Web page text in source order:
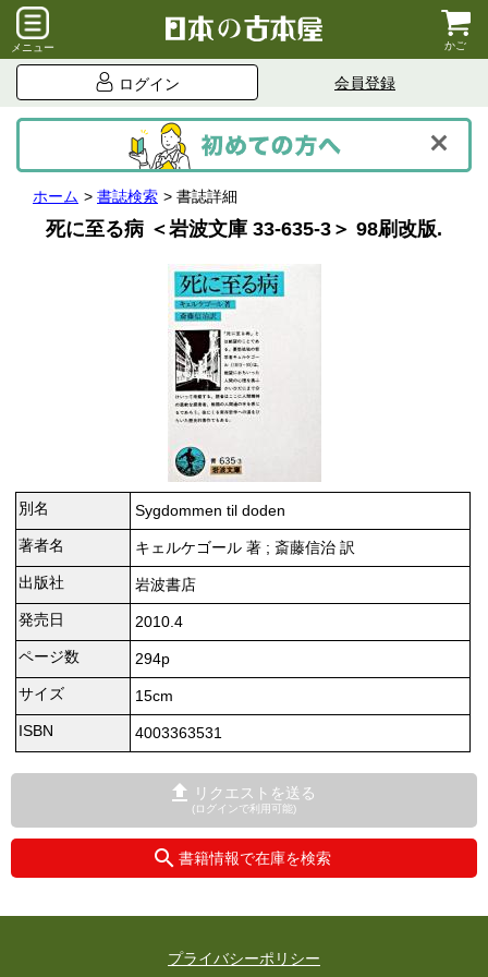
メニュー かご
ログイン 会員登録
ホーム 書誌検索 書誌詳細
死に至る病 ＜岩波文庫 33-635-3＞ 98刷改版.
別名
Sygdommen til doden
著者名
キェルケゴール 著 ; 斎藤信治 訳
出版社
岩波書店
発売日
2010.4
ページ数
294p
サイズ
15cm
ISBN
4003363531
リクエストを送る
(ログインで利用可能)
書籍情報で在庫を検索
プライバシーポリシー